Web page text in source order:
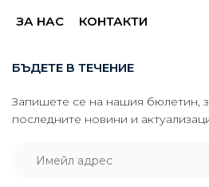
ЗА НАС КОНТАКТИ
БЪДЕТЕ В ТЕЧЕНИЕ
Запишете се на нашия бюлетин,
последните новини и